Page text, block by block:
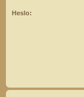
Heslo: